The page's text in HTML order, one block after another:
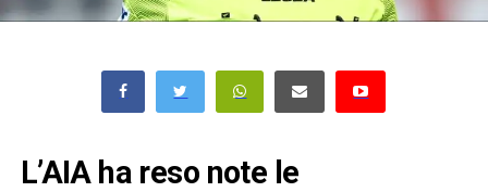
L’AIA ha reso note le